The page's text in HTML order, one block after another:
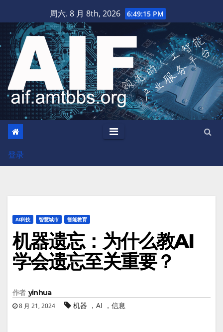
至
内
容
周六. 8 月 8th, 2026 6:49:16 PM
登录
AI科技 智慧城市 智能教育
机器遗忘：为什么教AI
学会遗忘至关重要？
作者 yinhua
8 月 21, 2024 机器 ，AI ，信息